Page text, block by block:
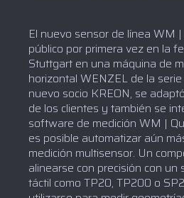
El nuevo sensor de línea WM
público por primera vez en la
Stuttgart en una máquina de
horizontal WENZEL de la
nuevo socio KREON, se
de los clientes y también se
software de medición WM |
es posible automatizar aún
medición multisensor. Un
alinearse con precisión con un
táctil como TP20, TP200 o